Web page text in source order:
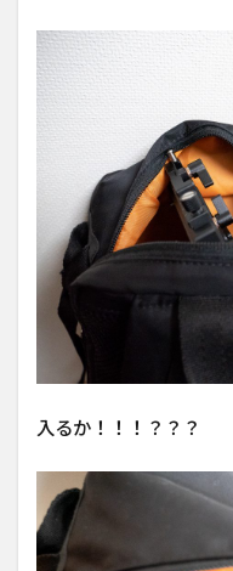
入るか！！！？？？